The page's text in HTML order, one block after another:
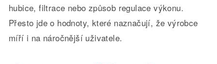
hubice, filtrace nebo způsob regulace výkonu.
Přesto jde o hodnoty, které naznačují, že výrobce
míří i na náročnější uživatele.